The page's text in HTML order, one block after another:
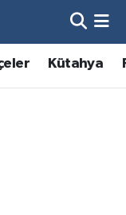
Kütahya